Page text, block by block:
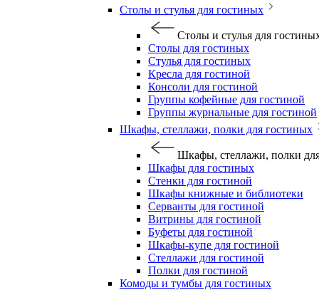
Столы и стулья для гостиных
Столы и стулья для
Столы для гостиных
Стулья для гостиных
Кресла для гостиной
Консоли для гостиной
Группы кофейные для гостиной
Группы журнальные для гостиной
Шкафы, стеллажи, полки для гостиных
Шкафы, стеллажи, полки
Шкафы для гостиных
Стенки для гостиной
Шкафы книжные и библиотеки
Серванты для гостиной
Витрины для гостиной
Буфеты для гостиной
Шкафы-купе для гостиной
Стеллажи для гостиной
Полки для гостиной
Комоды и тумбы для гостиных